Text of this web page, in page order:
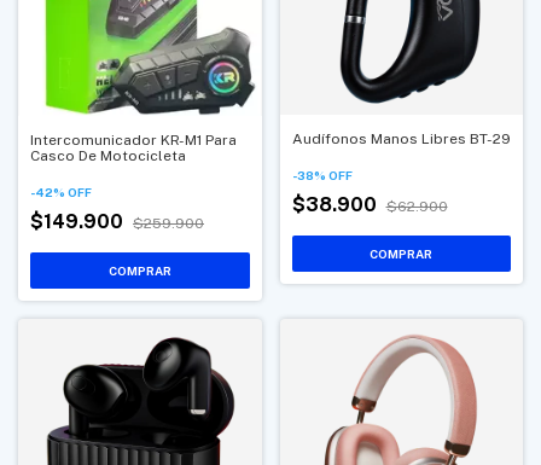
Intercomunicador KR-M1 Para
Casco De Motocicleta
-42% OFF
$149.900 $259.900
Audífonos Manos Libres BT-29
-38% OFF
$38.900 $62.900